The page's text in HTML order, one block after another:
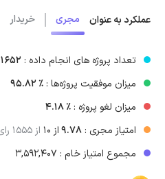
عملکرد به عنوان مجری خریدار
تعداد پروژه های انجام داده : 1652
میزان موفقیت پروژه‌ها : ٪ 95.82
میزان لغو پروژه‌ : ٪ 4.18
امتیاز مجری : 9.78از ۱۰
از 1555 رای خریدارها
مجموع امتیاز خام : 3,592,407